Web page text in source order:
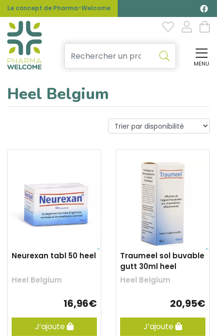
Le concept de Pharma-Welcome
MENU
Heel Belgium
Neurexan tabl 50 heel
Heel Belgium
16,96€
J’ajoute
Traumeel sol buvable
gutt 30ml heel
Heel Belgium
20,95€
J’ajoute